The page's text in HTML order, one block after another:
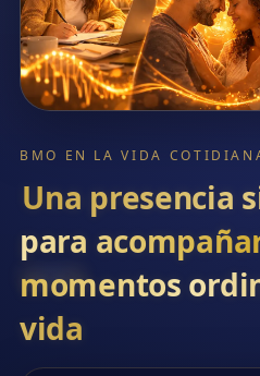
BMO EN LA VIDA
Una presencia
para
momentos
vida